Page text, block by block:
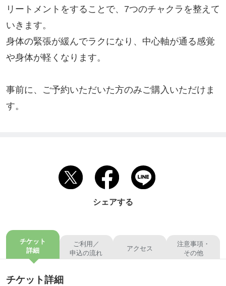
リートメントをすることで、7つのチャクラを整えて
いきます。
身体の緊張が緩んでラクになり、中心軸が通る感覚
や身体が軽くなります。
事前に、ご予約いただいた方のみご購入いただけま
す。
シェアする
チケット
詳細
ご利用／
申込の流れ
アクセス
注意事項・
その他
チケット詳細